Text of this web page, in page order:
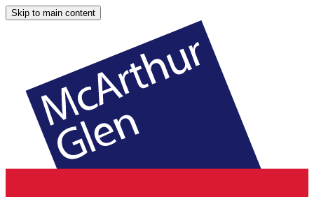
Skip to main content